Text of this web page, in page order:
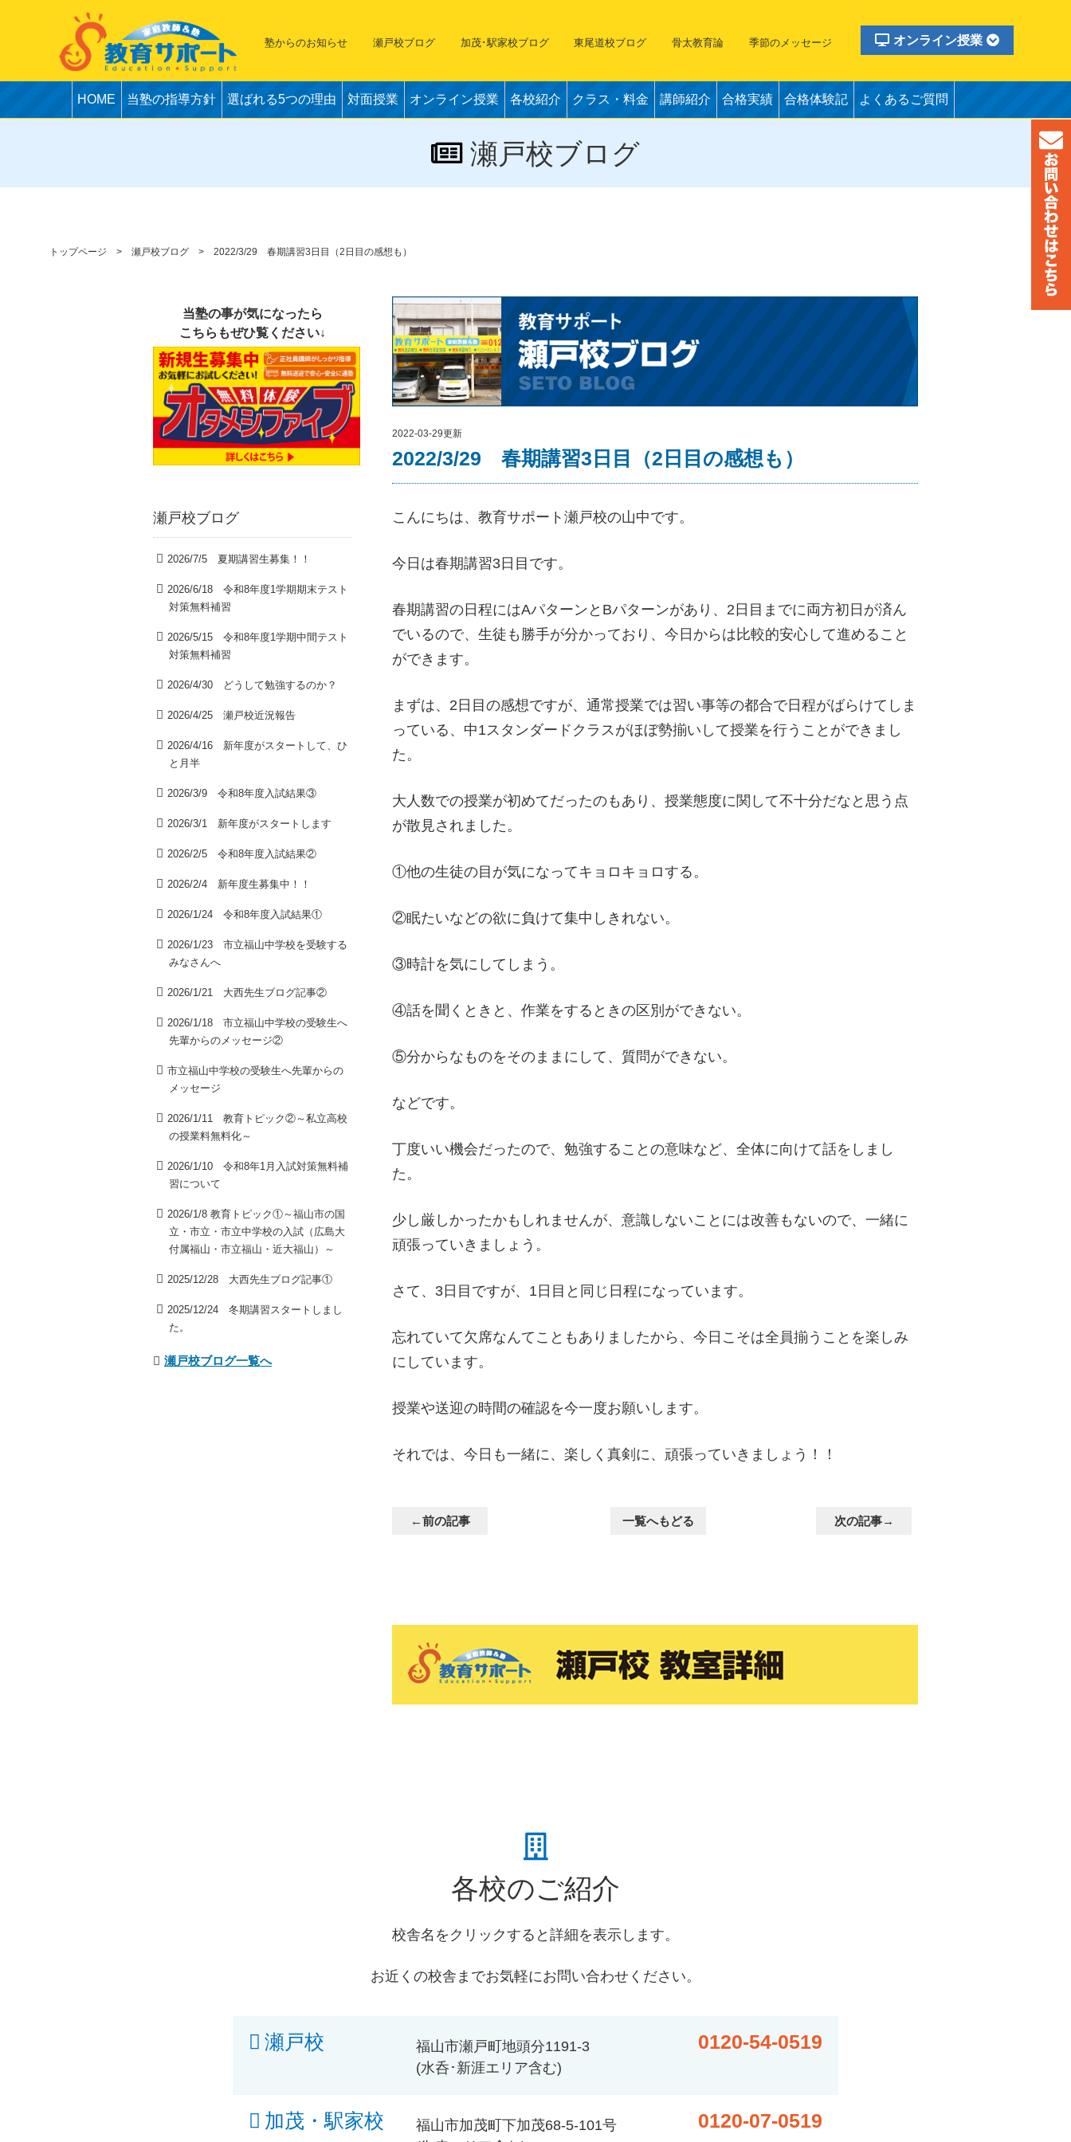
オンライン授業
塾からのお知らせ 瀬戸校ブログ 加茂･駅家校ブログ 東尾道校ブログ 骨太教育論 季節のメッセージ
HOME 当塾の指導方針 選ばれる5つの理由 対面授業 オンライン授業 各校紹介 クラス・料金 講師紹介 合格実績 合格体験記 よくあるご質問
瀬戸校ブログ
トップページ 瀬戸校ブログ 2022/3/29 春期講習3日目（2日目の感想も）
2022-03-29更新
2022/3/29 春期講習3日目（2日目の感想も）
こんにちは、教育サポート瀬戸校の山中です。
今日は春期講習3日目です。
春期講習の日程にはAパターンとBパターンがあり、2日目までに両方初日が済ん
でいるので、生徒も勝手が分かっており、今日からは比較的安心して進めること
ができます。
まずは、2日目の感想ですが、通常授業では習い事等の都合で日程がばらけてしま
っている、中1スタンダードクラスがほぼ勢揃いして授業を行うことができまし
た。
大人数での授業が初めてだったのもあり、授業態度に関して不十分だなと思う点
が散見されました。
①他の生徒の目が気になってキョロキョロする。
②眠たいなどの欲に負けて集中しきれない。
③時計を気にしてしまう。
④話を聞くときと、作業をするときの区別ができない。
⑤分からなものをそのままにして、質問ができない。
などです。
丁度いい機会だったので、勉強することの意味など、全体に向けて話をしまし
た。
少し厳しかったかもしれませんが、意識しないことには改善もないので、一緒に
頑張っていきましょう。
さて、3日目ですが、1日目と同じ日程になっています。
忘れていて欠席なんてこともありましたから、今日こそは全員揃うことを楽しみ
にしています。
授業や送迎の時間の確認を今一度お願いします。
それでは、今日も一緒に、楽しく真剣に、頑張っていきましょう！！
←前の記事 一覧へもどる 次の記事→
当塾の事が気になったら
こちらもぜひ覧ください↓
瀬戸校ブログ
2026/7/5 夏期講習生募集！！
2026/6/18 令和8年度1学期期末テスト
対策無料補習
2026/5/15 令和8年度1学期中間テスト
対策無料補習
2026/4/30 どうして勉強するのか？
2026/4/25 瀬戸校近況報告
2026/4/16 新年度がスタートして、ひ
と月半
2026/3/9 令和8年度入試結果③
2026/3/1 新年度がスタートします
2026/2/5 令和8年度入試結果②
2026/2/4 新年度生募集中！！
2026/1/24 令和8年度入試結果①
2026/1/23 市立福山中学校を受験する
みなさんへ
2026/1/21 大西先生ブログ記事②
2026/1/18 市立福山中学校の受験生へ
先輩からのメッセージ②
市立福山中学校の受験生へ先輩からの
メッセージ
2026/1/11 教育トピック②～私立高校
の授業料無料化～
2026/1/10 令和8年1月入試対策無料補
習について
2026/1/8 教育トピック①～福山市の国
立・市立・市立中学校の入試（広島大
付属福山・市立福山・近大福山）～
2025/12/28 大西先生ブログ記事①
2025/12/24 冬期講習スタートしまし
た。
瀬戸校ブログ一覧へ
各校のご紹介
校舎名をクリックすると詳細を表示します。
お近くの校舎までお気軽にお問い合わせください。
瀬戸校
福山市瀬戸町地頭分1191-3
(水呑･新涯エリア含む)
0120-54-0519
加茂・駅家校
福山市加茂町下加茂68-5-101号
0120-07-0519